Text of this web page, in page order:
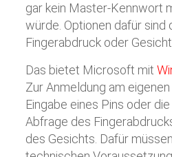
gar kein Master-Kennwort
würde. Optionen dafür sind
Fingerabdruck oder
Das bietet Microsoft mit
Zur Anmeldung am
Eingabe eines Pins oder
Abfrage des
des Gesichts. Dafür